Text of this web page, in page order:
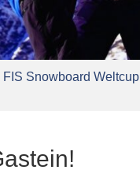
FIS Snowboard Weltcup